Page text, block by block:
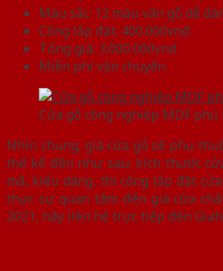
Màu sắc: 12 màu vân gỗ dễ
Công lắp đặt: 400.000vnđ
Tổng giá: 3.000.000vnd
Miễn phí vận chuyển
Cửa gỗ công nghiệp MDF phủ
Nhìn chung, giá cửa gỗ sẽ phụ
thể kể đến như sau: kích thước
mã, kiểu dáng, thi công lắp đặt
thực sự quan tâm đến giá cửa
2021, hãy liên hệ trực tiếp đến